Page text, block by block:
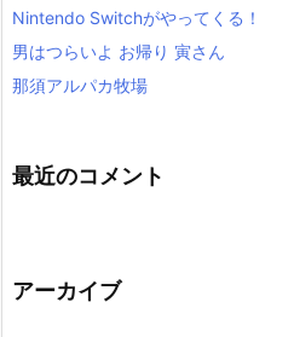
Nintendo Switchがやってくる！
男はつらいよ お帰り 寅さん
那須アルパカ牧場
最近のコメント
アーカイブ